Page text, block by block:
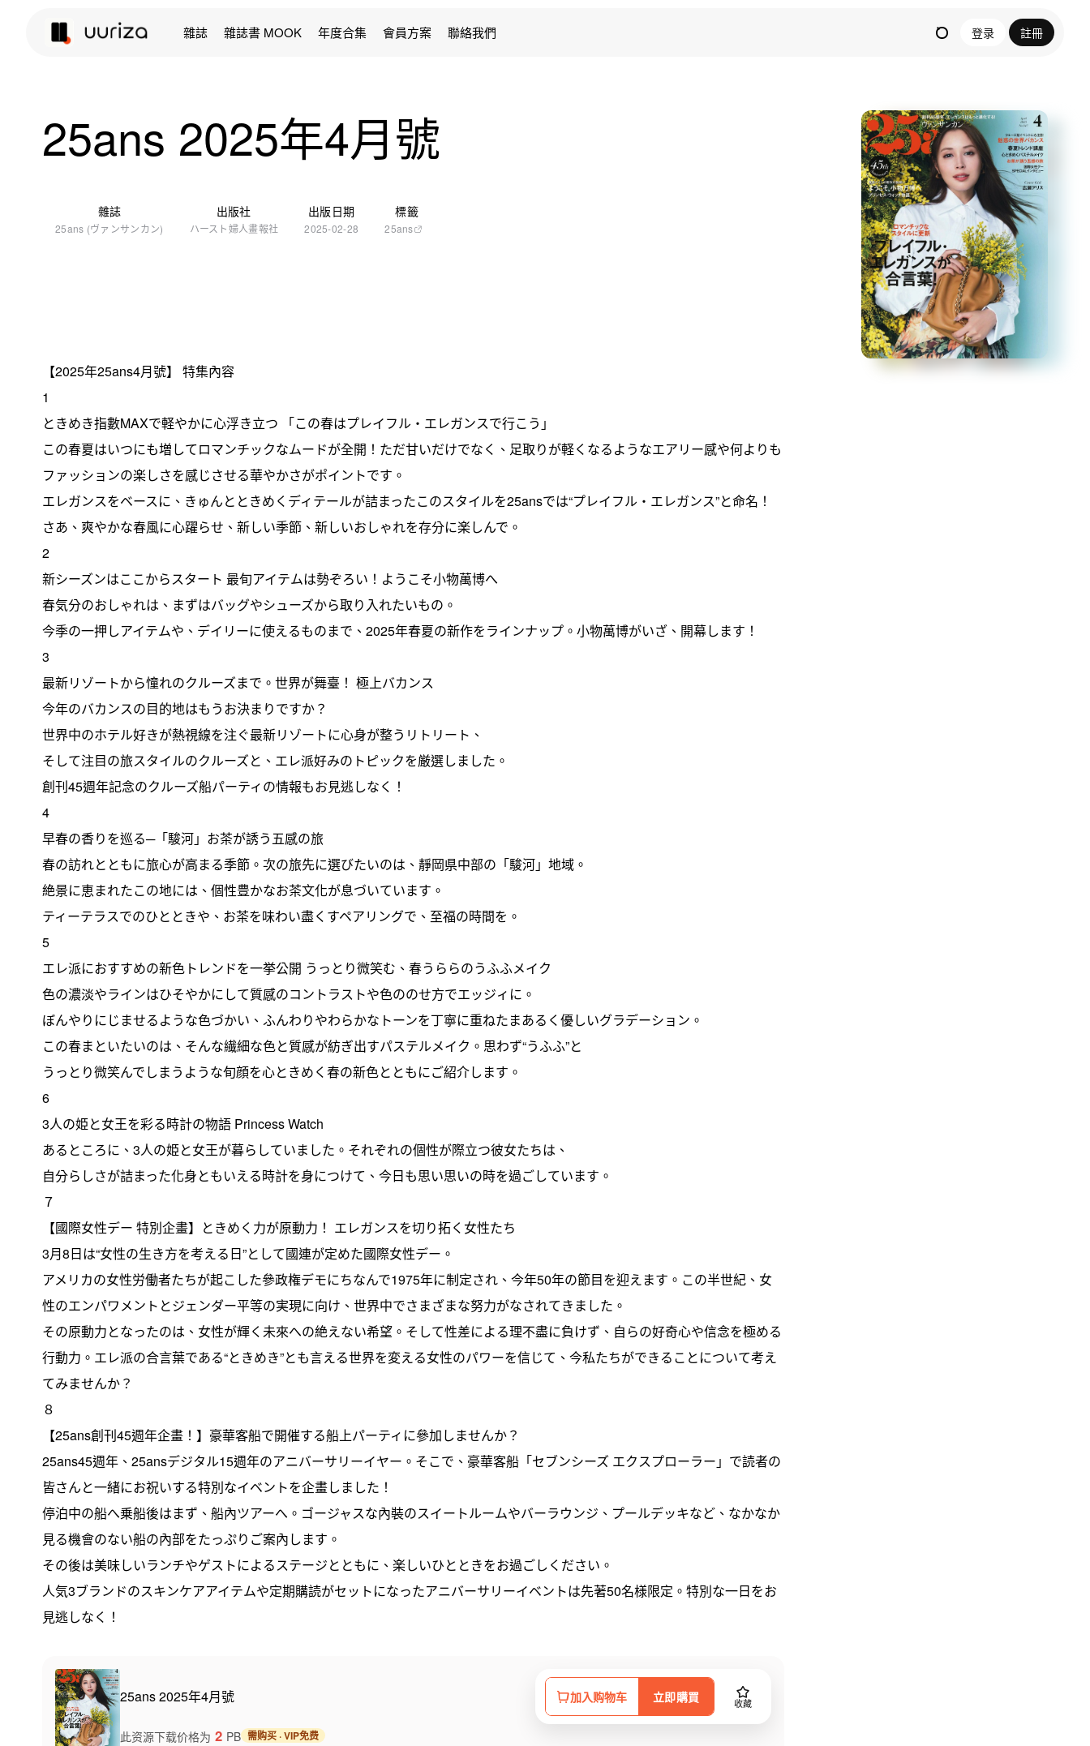
雜誌 雜誌書 MOOK 年度合集 會員方案 聯絡我們 登录 註冊
25ans 2025年4月號
雜誌
25ans (ヴァンサンカン)
出版社
ハースト婦人畫報社
出版日期
2025-02-28
標籤
25ans
【2025年25ans4月號】 特集內容
1
ときめき指數MAXで軽やかに心浮き立つ 「この春はプレイフル・エレガンスで行こう」
この春夏はいつにも増してロマンチックなムードが全開！ただ甘いだけでなく、足取りが軽くなるようなエアリー感や何よりも
ファッションの楽しさを感じさせる華やかさがポイントです。
エレガンスをベースに、きゅんとときめくディテールが詰まったこのスタイルを25ansでは“プレイフル・エレガンス”と命名！
さあ、爽やかな春風に心躍らせ、新しい季節、新しいおしゃれを存分に楽しんで。
2
新シーズンはここからスタート 最旬アイテムは勢ぞろい！ようこそ小物萬博へ
春気分のおしゃれは、まずはバッグやシューズから取り入れたいもの。
今季の一押しアイテムや、デイリーに使えるものまで、2025年春夏の新作をラインナップ。小物萬博がいざ、開幕します！
3
最新リゾートから憧れのクルーズまで。世界が舞臺！ 極上バカンス
今年のバカンスの目的地はもうお決まりですか？
世界中のホテル好きが熱視線を注ぐ最新リゾートに心身が整うリトリート、
そして注目の旅スタイルのクルーズと、エレ派好みのトピックを厳選しました。
創刊45週年記念のクルーズ船パーティの情報もお見逃しなく！
4
早春の香りを巡る─「駿河」お茶が誘う五感の旅
春の訪れとともに旅心が高まる季節。次の旅先に選びたいのは、靜岡県中部の「駿河」地域。
絶景に恵まれたこの地には、個性豊かなお茶文化が息づいています。
ティーテラスでのひとときや、お茶を味わい盡くすペアリングで、至福の時間を。
5
エレ派におすすめの新色トレンドを一挙公開 うっとり微笑む、春うららのうふふメイク
色の濃淡やラインはひそやかにして質感のコントラストや色ののせ方でエッジィに。
ぼんやりにじませるような色づかい、ふんわりやわらかなトーンを丁寧に重ねたまあるく優しいグラデーション。
この春まといたいのは、そんな繊細な色と質感が紡ぎ出すパステルメイク。思わず“うふふ”と
うっとり微笑んでしまうような旬顔を心ときめく春の新色とともにご紹介します。
6
3人の姫と女王を彩る時計の物語 Princess Watch
あるところに、3人の姫と女王が暮らしていました。それぞれの個性が際立つ彼女たちは、
自分らしさが詰まった化身ともいえる時計を身につけて、今日も思い思いの時を過ごしています。
７
【國際女性デー 特別企畫】ときめく力が原動力！ エレガンスを切り拓く女性たち
3月8日は“女性の生き方を考える日”として國連が定めた國際女性デー。
アメリカの女性労働者たちが起こした參政権デモにちなんで1975年に制定され、今年50年の節目を迎えます。この半世紀、女
性のエンパワメントとジェンダー平等の実現に向け、世界中でさまざまな努力がなされてきました。
その原動力となったのは、女性が輝く未來への絶えない希望。そして性差による理不盡に負けず、自らの好奇心や信念を極める
行動力。エレ派の合言葉である“ときめき”とも言える世界を変える女性のパワーを信じて、今私たちができることについて考え
てみませんか？
８
【25ans創刊45週年企畫！】豪華客船で開催する船上パーティに參加しませんか？
25ans45週年、25ansデジタル15週年のアニバーサリーイヤー。そこで、豪華客船「セブンシーズ エクスプローラー」で読者の
皆さんと一緒にお祝いする特別なイベントを企畫しました！
停泊中の船へ乗船後はまず、船內ツアーへ。ゴージャスな內裝のスイートルームやバーラウンジ、プールデッキなど、なかなか
見る機會のない船の內部をたっぷりご案內します。
その後は美味しいランチやゲストによるステージとともに、楽しいひとときをお過ごしください。
人気3ブランドのスキンケアアイテムや定期購読がセットになったアニバーサリーイベントは先著50名様限定。特別な一日をお
見逃しなく！
25ans 2025年4月號 加入购物车 立即購買 收藏
此资源下载价格为 2 PB 需购买 · VIP免费